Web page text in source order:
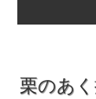
栗のあ